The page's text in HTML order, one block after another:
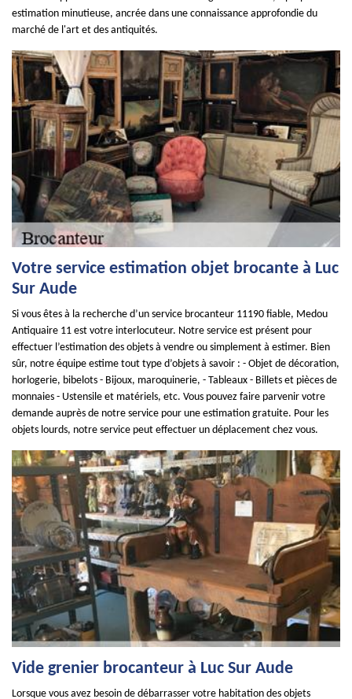
estimation minutieuse, ancrée dans une connaissance approfondie du
marché de l'art et des antiquités.
Votre service estimation objet brocante à Luc
Sur Aude
Si vous êtes à la recherche d’un service brocanteur 11190 fiable, Medou
Antiquaire 11 est votre interlocuteur. Notre service est présent pour
effectuer l’estimation des objets à vendre ou simplement à estimer. Bien
sûr, notre équipe estime tout type d’objets à savoir : - Objet de décoration,
horlogerie, bibelots - Bijoux, maroquinerie, - Tableaux - Billets et pièces de
monnaies - Ustensile et matériels, etc. Vous pouvez faire parvenir votre
demande auprès de notre service pour une estimation gratuite. Pour les
objets lourds, notre service peut effectuer un déplacement chez vous.
Vide grenier brocanteur à Luc Sur Aude
Lorsque vous avez besoin de débarrasser votre habitation des objets